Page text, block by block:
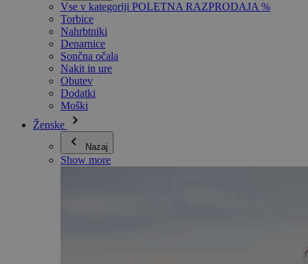
Vse v kategoriji POLETNA RAZPRODAJA %
Torbice
Nahrbtniki
Denarnice
Sončna očala
Nakit in ure
Obutev
Dodatki
Moški
Ženske
Nazaj
Show more